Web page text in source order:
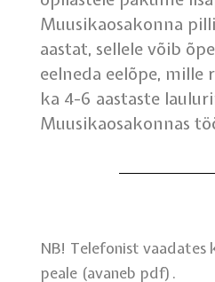
Muusikaosakonna
aastat, sellele võib
eelneda eelõpe, mille
ka 4-6 aastaste
Muusikaosakonnas
NB! Telefonist vaadates
peale (avaneb pdf).